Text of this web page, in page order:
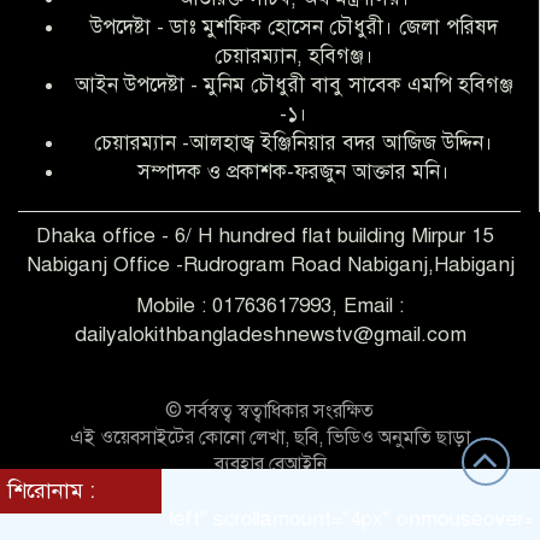
আব্দুল হক তালুকদার ফাউন্ডেশন মানবতার
শিকড় ছুঁই ছুঁই,ফরজুন আক্তার মনি
সিলেট রেঞ্জের শ্রেষ্ঠ ওসি নির্বাচিত হলেন
নবীগঞ্জ থানার ওসি মোনায়েম
‎নবীগঞ্জে এক সাজাপ্রাপ্ত পলাতক আসামি
শিশু ধর্ষণের অভিযোগে অভিযুক্ত গ্রেফতার ১
উপদেষ্টা - ডাঃ মুশফিক হোসেন চৌধুরী। জেলা পরিষদ
চেয়ারম্যান, হবিগঞ্জ।
আইন উপদেষ্টা - মুনিম চৌধুরী বাবু সাবেক এমপি হবিগঞ্জ
-১।
চেয়ারম্যান -আলহাজ্ব ইঞ্জিনিয়ার বদর আজিজ উদ্দিন।
সম্পাদক ও প্রকাশক-ফরজুন আক্তার মনি।
Dhaka office - 6/ H hundred flat building Mirpur 15
Nabiganj Office -Rudrogram Road Nabiganj,Habiganj
Mobile : 01763617993, Email :
dailyalokithbangladeshnewstv@gmail.com
শিরোনাম :
direction = "left" scrollamount="4px"
© সর্বস্বত্ব স্বত্বাধিকার সংরক্ষিত
এই ওয়েবসাইটের কোনো লেখা, ছবি, ভিডিও অনুমতি ছাড়া
ব্যবহার বেআইনি